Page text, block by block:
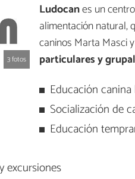
3 fotos
Ludocanes un
alimentación natural,
caninos Marta Masci
particulares y
Educación canina
Socialización de
Educación
excursiones